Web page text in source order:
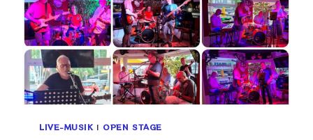
LIVE-MUSIK | OPEN STAGE